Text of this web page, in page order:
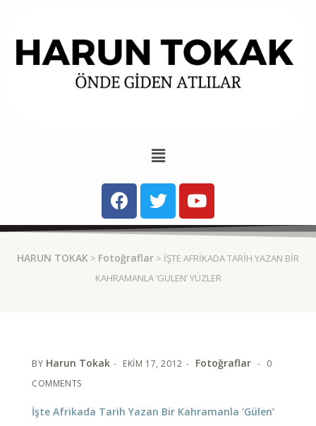
HARUN TOKAK > Fotoğraflar > İŞTE AFRIKADA TARIH YAZAN BIR
KAHRAMANLA ‘GÜLEN’ YÜZLER
BY Harun Tokak EKIM 17, 2012 Fotoğraflar
0
COMMENTS
İşte Afrikada Tarih Yazan Bir Kahramanla ‘gülen’